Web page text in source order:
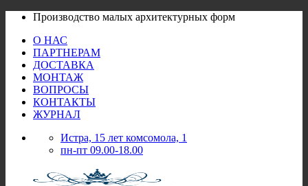
Skip
content
Производство малых архитектурных форм
О НАС
ПАРТНЕРАМ
ДОСТАВКА
МОНТАЖ
ВОПРОСЫ
КОНТАКТЫ
ЖУРНАЛ
Истра, 15 лет комсомола, 1
пн-пт 09.00-18.00